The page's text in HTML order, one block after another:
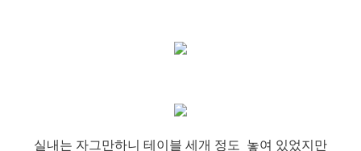
실내는 자그만하니 테이블 세개 정도 놓여 있었지만